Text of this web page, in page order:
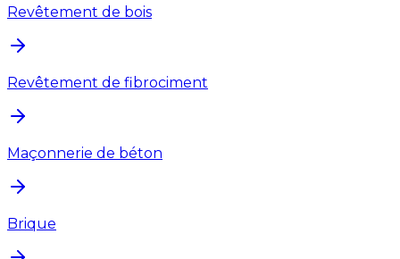
Revêtement de bois
Revêtement de fibrociment
Maçonnerie de béton
Brique